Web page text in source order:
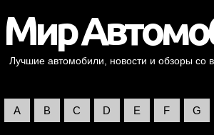
Лучшие автомобили, новости и обзоры со
A B C D E F G